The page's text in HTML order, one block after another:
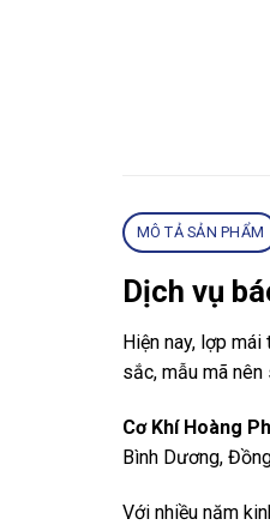
MÔ TẢ SẢN PHẨM
Dịch vụ
Hiện nay, lợp
sắc, mẫu mã
Cơ Khí Hoàng
Bình Dương,
Với nhiều năm